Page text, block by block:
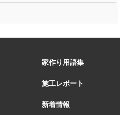
家作り用語集
施工レポート
新着情報